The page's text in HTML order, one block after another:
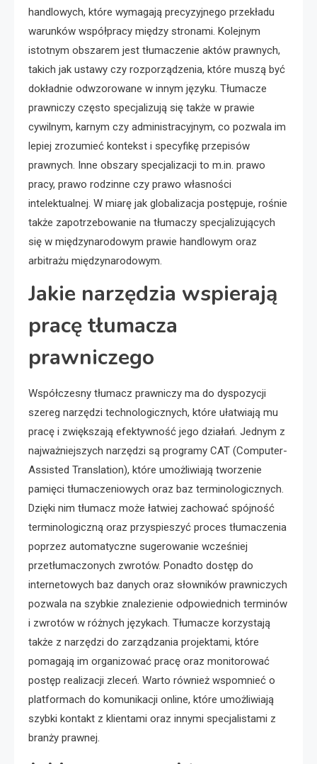
handlowych, które wymagają precyzyjnego przekładu
warunków współpracy między stronami. Kolejnym
istotnym obszarem jest tłumaczenie aktów prawnych,
takich jak ustawy czy rozporządzenia, które muszą być
dokładnie odwzorowane w innym języku. Tłumacze
prawniczy często specjalizują się także w prawie
cywilnym, karnym czy administracyjnym, co pozwala im
lepiej zrozumieć kontekst i specyfikę przepisów
prawnych. Inne obszary specjalizacji to m.in. prawo
pracy, prawo rodzinne czy prawo własności
intelektualnej. W miarę jak globalizacja postępuje, rośnie
także zapotrzebowanie na tłumaczy specjalizujących
się w międzynarodowym prawie handlowym oraz
arbitrażu międzynarodowym.
Jakie narzędzia wspierają
pracę tłumacza
prawniczego
Współczesny tłumacz prawniczy ma do dyspozycji
szereg narzędzi technologicznych, które ułatwiają mu
pracę i zwiększają efektywność jego działań. Jednym z
najważniejszych narzędzi są programy CAT (Computer-
Assisted Translation), które umożliwiają tworzenie
pamięci tłumaczeniowych oraz baz terminologicznych.
Dzięki nim tłumacz może łatwiej zachować spójność
terminologiczną oraz przyspieszyć proces tłumaczenia
poprzez automatyczne sugerowanie wcześniej
przetłumaczonych zwrotów. Ponadto dostęp do
internetowych baz danych oraz słowników prawniczych
pozwala na szybkie znalezienie odpowiednich terminów
i zwrotów w różnych językach. Tłumacze korzystają
także z narzędzi do zarządzania projektami, które
pomagają im organizować pracę oraz monitorować
postęp realizacji zleceń. Warto również wspomnieć o
platformach do komunikacji online, które umożliwiają
szybki kontakt z klientami oraz innymi specjalistami z
branży prawnej.